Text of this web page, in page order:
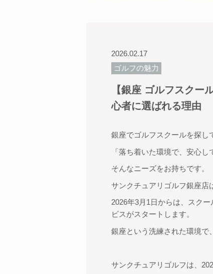
2026.02.17
ゴルフの魅力
【銀座 ゴルフスクー
心者に選ばれる理由
銀座でゴルフスクールを探し
「落ち着いた環境で、安心
そんなニーズをお持ちです。
サンクチュアリゴルフ銀座店
2026年3月1日からは、スク
ビスがスタートします。
銀座という洗練された環境で
サンクチュアリゴルフは、